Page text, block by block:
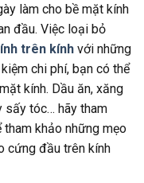
làm cho bề mặt kính
đầu. Việc loại bỏ
trên kính với những
chi phí, bạn có thể
kính. Dầu ăn, xăng
sấy tóc… hãy tham
tham khảo những mẹo
cứng đầu trên kính